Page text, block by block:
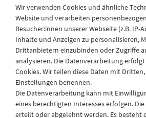
Laden Öffnungszeiten
Montag - Freitag
08:30 - 12:30 und 13.00 - 17.30 Uhr
Samstags
08:30 bis 12:30 Uhr
Wir verwenden Cookies und ähnliche
Website und verarbeiten
Besucher:innen unserer Webseite (z.B. IP-
Inhalte und Anzeigen zu personalisieren,
Drittanbietern einzubinden oder Zugriffe
analysieren. Die Datenverarbeitung
Cookies. Wir teilen diese Daten mit
Einstellungen benennen.
Die Datenverarbeitung kann mit
eines berechtigten Interesses erfolgen.
erteilt oder abgelehnt werden. Es besteht